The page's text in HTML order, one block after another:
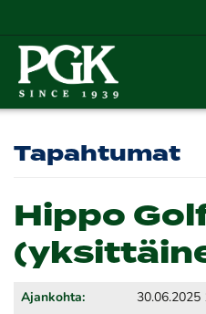
Tapahtumat
Hippo
Ajankohta: 30.06.2025